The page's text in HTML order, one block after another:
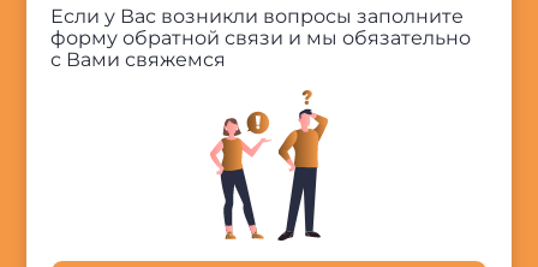
Если у Вас возникли вопросы заполните
форму обратной связи и мы обязательно
с Вами свяжемся